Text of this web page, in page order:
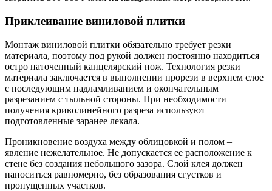
Приклеивание виниловой плитки
Монтаж виниловой плитки обязательно требует резки
материала, поэтому под рукой должен постоянно находиться
остро наточенный канцелярский нож. Технология резки
материала заключается в выполнении прорези в верхнем слое
с последующим надламливанием и окончательным
разрезанием с тыльной стороны. При необходимости
получения криволинейного разреза используют
подготовленные заранее лекала.
Проникновение воздуха между облицовкой и полом –
явление нежелательное. Не допускается ее расположение к
стене без создания небольшого зазора. Слой клея должен
наноситься равномерно, без образования сгустков и
пропущенных участков.